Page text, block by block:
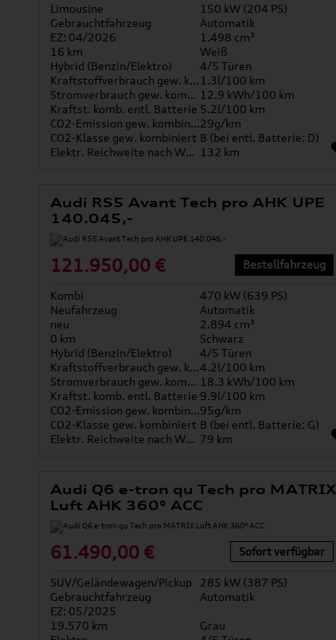
Limousine
150 kW (204 PS)
Gebrauchtfahrzeug
Automatik
EZ: 04/2026
1.498 cm³
16 km
Weiß
Hybrid (Benzin/Elektro)
4/5 Türen
Kraftstoffverbrauch gew. kombiniert 1.3l/100 km
Stromverbrauch gew. kombiniert 12.9 kWh/100 km
Kraftst. komb. entl. Batterie 5.2l/100 km
CO2-Emission gew. kombiniert29g/km
CO2-Klasse gew. kombiniert B (bei entl. Batterie: D)
Elektr. Reichweite nach WLTP* 132 km
Audi RS5 Avant Tech pro AHK UPE
140.045,-
121.950,00 € Bestellfahrzeug
Kombi
470 kW (639 PS)
Neufahrzeug
Automatik
neu
2.894 cm³
0 km
Schwarz
Hybrid (Benzin/Elektro)
4/5 Türen
Kraftstoffverbrauch gew. kombiniert4.2l/100 km
Stromverbrauch gew. kombiniert 18.3 kWh/100 km
Kraftst. komb. entl. Batterie 9.9l/100 km
CO2-Emission gew. kombiniert95g/km
CO2-Klasse gew. kombiniert B (bei entl. Batterie: G)
Elektr. Reichweite nach WLTP* 79 km
Audi Q6 e-tron qu Tech pro MATRIX
Luft AHK 360° ACC
61.490,00 € Sofort verfügbar
SUV/Geländewagen/Pickup
285 kW (387 PS)
Gebrauchtfahrzeug
Automatik
EZ: 05/2025
19.570 km
Grau